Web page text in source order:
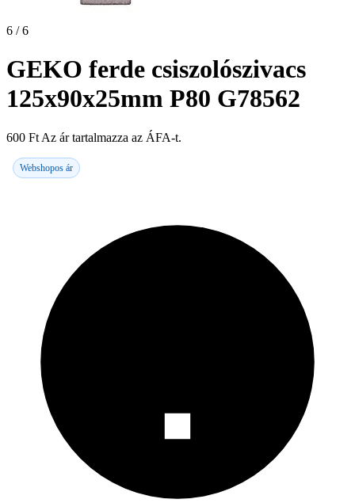
6 / 6
GEKO ferde csiszolószivacs
125x90x25mm P80 G78562
600 Ft Az ár tartalmazza az ÁFA-t.
Webshopos ár